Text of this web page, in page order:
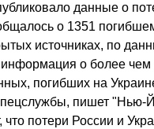
данные о
о 1351
источниках, по
информация о более чем
погибших на
пишет "Нью-
что потери России и